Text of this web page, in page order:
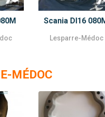
Scania DI16
Lesparre-Médoc
MÉDOC